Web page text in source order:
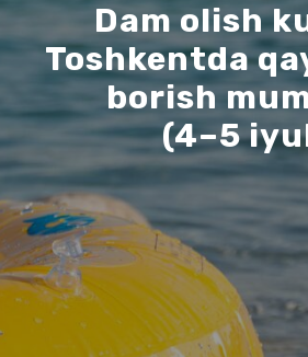
Dam olish
Toshkentda
borish
(4–5